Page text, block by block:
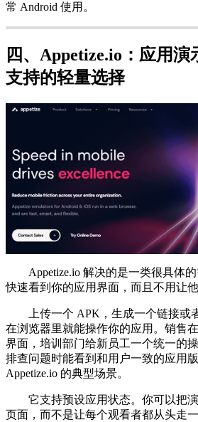
常 Android 使用。
四、Appetize.io：应用
支持的轻量选择
Appetize.io 解决的是一类很具体的
快速看到你的应用界面，而且不用让
上传一个 APK，生成一个链接或
在浏览器里就能操作你的应用。销售
界面，培训部门给新员工一个统一的
排查问题时能看到和用户一致的应用
Appetize.io 的典型场景。
它支持预设应用状态。你可以把演
页面，而不是让每个观看者都从头走